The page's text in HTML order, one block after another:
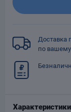
Доставка
по
Характеристики